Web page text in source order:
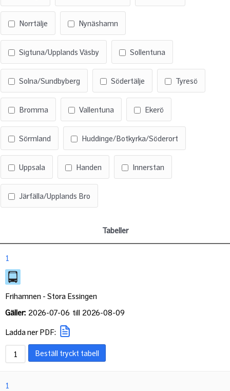
Norrtälje Nynäshamn
Sigtuna/Upplands Väsby Sollentuna
Solna/Sundbyberg Södertälje Tyresö
Bromma Vallentuna Ekerö
Sörmland Huddinge/Botkyrka/Söderort
Uppsala Handen Innerstan
Järfälla/Upplands Bro
Tabeller
1
Frihamnen - Stora Essingen
Gäller: 2026-07-06 till 2026-08-09
Ladda ner PDF:
Beställ tryckt tabell
1